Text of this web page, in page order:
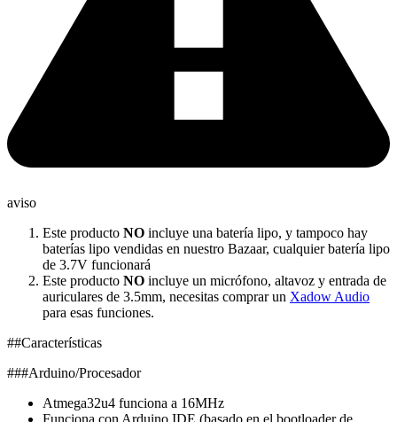
aviso
Este producto NO incluye una batería lipo, y tampoco hay
baterías lipo vendidas en nuestro Bazaar, cualquier batería lipo
de 3.7V funcionará
Este producto NO incluye un micrófono, altavoz y entrada de
auriculares de 3.5mm, necesitas comprar un Xadow Audio
para esas funciones.
##Características
###Arduino/Procesador
Atmega32u4 funciona a 16MHz
Funciona con Arduino IDE (basado en el bootloader de